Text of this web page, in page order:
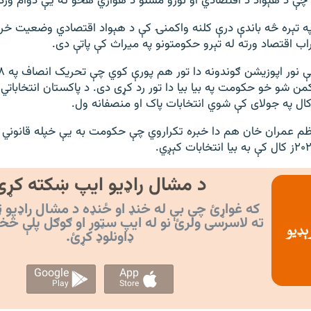
تېره څه باندې درې کلنه واکمنۍ کې د هېواد اقتصادي
اقتصاد ورته له تېرو حکومتونو په میراث کې پاتې دی.
شو خو حکومت په بیا بیا دا تور رد کړی دی. د پاکستان
په جولای کې شوي انتخابات پاک او منصفانه ول.
عمران خان هم دا خبره تکراروي چې حکومت به یې خپله قانوني
د مشال راډیو ایپ ښکته
که غواړئ چې بې له خنډ او ځنډه د مشال راډیو
ته لاسرسی ولرئ نو له ایپ سټور او ګوګل پلې
ډاونلوډ کړئ.
App
Store
Google
Play